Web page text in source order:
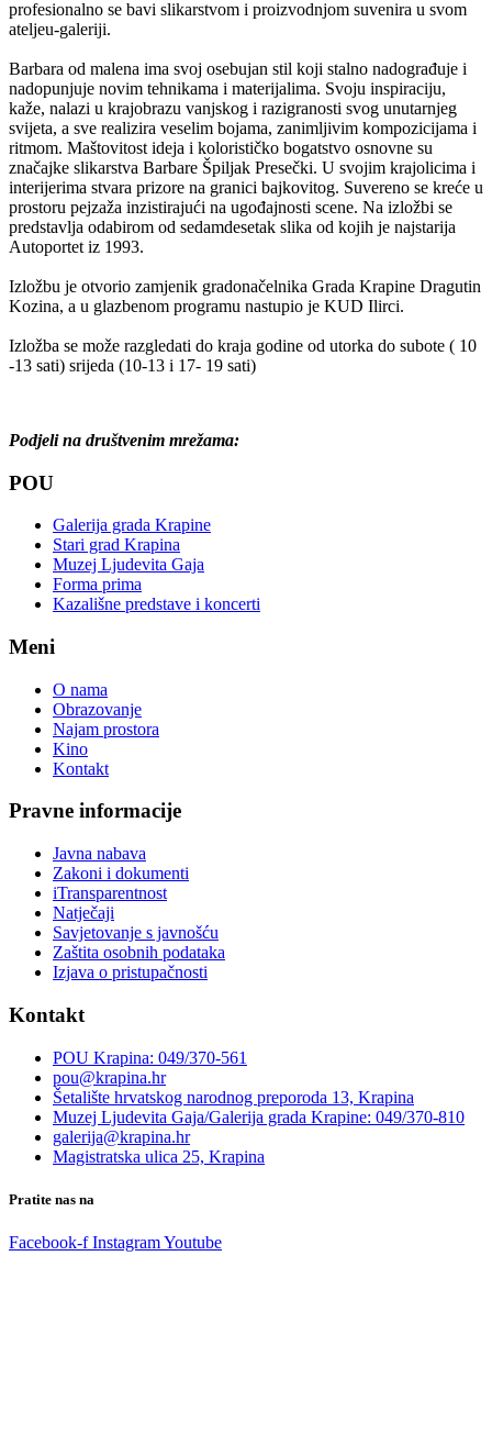
profesionalno se bavi slikarstvom i proizvodnjom suvenira u svom
ateljeu-galeriji.
Barbara od malena ima svoj osebujan stil koji stalno nadograđuje i
nadopunjuje novim tehnikama i materijalima. Svoju inspiraciju,
kaže, nalazi u krajobrazu vanjskog i razigranosti svog unutarnjeg
svijeta, a sve realizira veselim bojama, zanimljivim kompozicijama i
ritmom. Maštovitost ideja i kolorističko bogatstvo osnovne su
značajke slikarstva Barbare Špiljak Presečki. U svojim krajolicima i
interijerima stvara prizore na granici bajkovitog. Suvereno se kreće u
prostoru pejzaža inzistirajući na ugođajnosti scene. Na izložbi se
predstavlja odabirom od sedamdesetak slika od kojih je najstarija
Autoportet iz 1993.
Izložbu je otvorio zamjenik gradonačelnika Grada Krapine Dragutin
Kozina, a u glazbenom programu nastupio je KUD Ilirci.
Izložba se može razgledati do kraja godine od utorka do subote ( 10
-13 sati) srijeda (10-13 i 17- 19 sati)
Podjeli na društvenim mrežama:
POU
Galerija grada Krapine
Stari grad Krapina
Muzej Ljudevita Gaja
Forma prima
Kazališne predstave i koncerti
Meni
O nama
Obrazovanje
Najam prostora
Kino
Kontakt
Pravne informacije
Javna nabava
Zakoni i dokumenti
iTransparentnost
Natječaji
Savjetovanje s javnošću
Zaštita osobnih podataka
Izjava o pristupačnosti
Kontakt
POU Krapina: 049/370-561
pou@krapina.hr
Šetalište hrvatskog narodnog preporoda 13, Krapina
Muzej Ljudevita Gaja/Galerija grada Krapine: 049/370-810
galerija@krapina.hr
Magistratska ulica 25, Krapina
Pratite nas na
Facebook-f InstagramYoutube